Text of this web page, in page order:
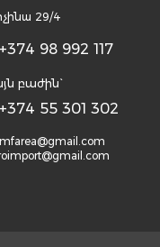
29/4
+374 98 992 117
բաժին`
+374 55 301 302